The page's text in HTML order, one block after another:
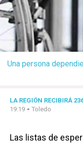
Una persona
LA REGIÓN RECIBIRÁ
19:19 - Toledo
Las listas de